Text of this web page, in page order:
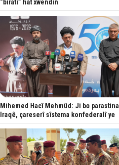
“biratî” hat xwendin
Mihemed Hacî Mehmûd: Ji bo parastina
Iraqê, çareserî sîstema konfederalî ye